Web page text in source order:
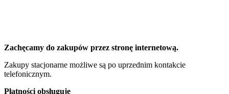
Zachęcamy do zakupów przez stronę internetową.
Zakupy stacjonarne możliwe są po uprzednim kontakcie
telefonicznym.
Płatności obsługuje